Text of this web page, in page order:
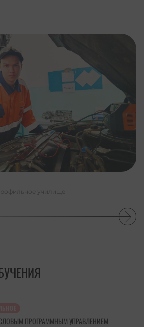
училище
ПРОГРАММНЫМ УПРАВЛЕНИЕМ